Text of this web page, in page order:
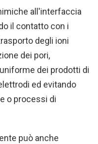
all'interfaccia
il contatto con i
degli ioni
dei pori,
dei prodotti di
ed evitando
o processi di
può anche